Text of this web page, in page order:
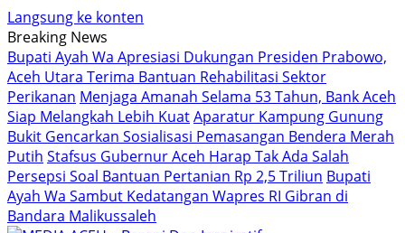
Langsung ke konten
Breaking News
Bupati Ayah Wa Apresiasi Dukungan Presiden Prabowo,
Aceh Utara Terima Bantuan Rehabilitasi Sektor
Perikanan Menjaga Amanah Selama 53 Tahun, Bank Aceh
Siap Melangkah Lebih KuatAparatur Kampung Gunung
Bukit Gencarkan Sosialisasi Pemasangan Bendera Merah
Putih Stafsus Gubernur Aceh Harap Tak Ada Salah
Persepsi Soal Bantuan Pertanian Rp 2,5 Triliun Bupati
Ayah Wa Sambut Kedatangan Wapres RI Gibran di
Bandara Malikussaleh